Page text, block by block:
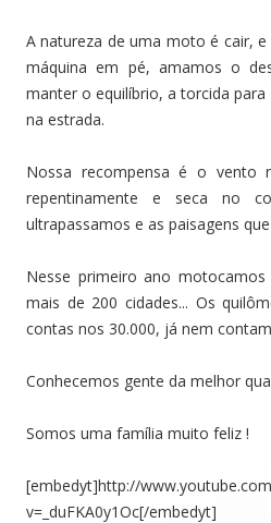
A natureza de uma moto é cair,
máquina em pé, amamos o
manter o equilíbrio, a torcida
na estrada.
Nossa recompensa é o vento
repentinamente e seca no
ultrapassamos e as paisagens
Nesse primeiro ano
mais de 200 cidades... Os
contas nos 30.000, já nem
Conhecemos gente da melhor
Somos uma família muito feliz !
[embedyt]http://
v=_duFKA0y1Oc[/embedyt]